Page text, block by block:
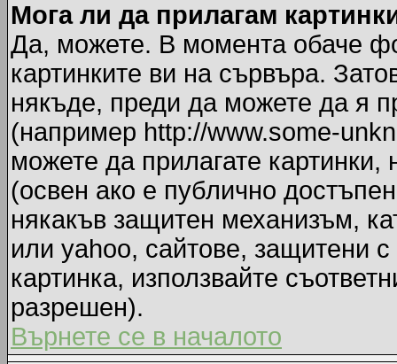
Мога ли да прилагам
Да, можете. В момента обаче
картинките ви на сървъра.
някъде, преди да можете да я
(например http://www.some-
можете да прилагате
(освен ако е публично
някакъв защитен механизъм,
или yahoo, сайтове, защитени
картинка, използвайте
разрешен).
Върнете се в началото